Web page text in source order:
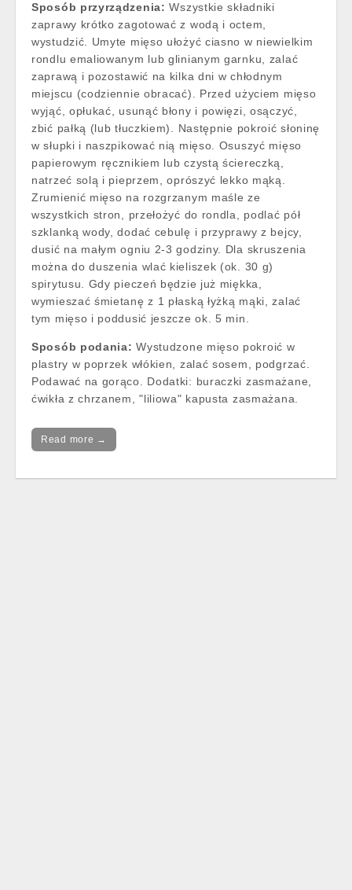
Sposób przyrządzenia: Wszystkie składniki
zaprawy krótko zagotować z wodą i octem,
wystudzić. Umyte mięso ułożyć ciasno w niewielkim
rondlu emaliowanym lub glinianym garnku, zalać
zaprawą i pozostawić na kilka dni w chłodnym
miejscu (codziennie obracać). Przed użyciem mięso
wyjąć, opłukać, usunąć błony i powięzi, osączyć,
zbić pałką (lub tłuczkiem). Następnie pokroić słoninę
w słupki i naszpikować nią mięso. Osuszyć mięso
papierowym ręcznikiem lub czystą ściereczką,
natrzeć solą i pieprzem, oprószyć lekko mąką.
Zrumienić mięso na rozgrzanym maśle ze
wszystkich stron, przełożyć do rondla, podlać pół
szklanką wody, dodać cebulę i przyprawy z bejcy,
dusić na małym ogniu 2-3 godziny. Dla skruszenia
można do duszenia wlać kieliszek (ok. 30 g)
spirytusu. Gdy pieczeń będzie już miękka,
wymieszać śmietanę z 1 płaską łyżką mąki, zalać
tym mięso i poddusić jeszcze ok. 5 min.
Sposób podania: Wystudzone mięso pokroić w
plastry w poprzek włókien, zalać sosem, podgrzać.
Podawać na gorąco. Dodatki: buraczki zasmażane,
ćwikła z chrzanem, "liliowa" kapusta zasmażana.
Read more →